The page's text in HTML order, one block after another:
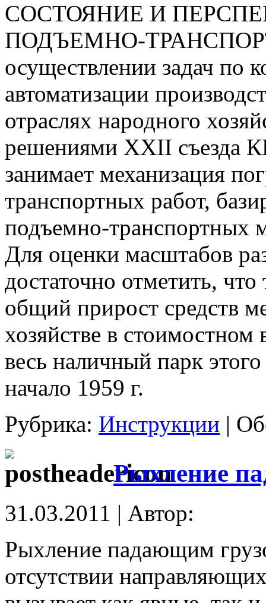
СОСТОЯНИЕ И
ПОДЪЕМНО-
осуществлении задач по
автоматизации
отраслях народного
решениями XXII съезда
занимает механизация
транспортных работ,
подъемно-транспортных
Для оценки масштабов
достаточно отметить,
общий прирост средств
хозяйстве в
весь наличный парк
начало 1959 г.
Рубрика: Инструкции |
Рыхление
31.03.2011 | Автор:
Рыхление падающим
отсутствии